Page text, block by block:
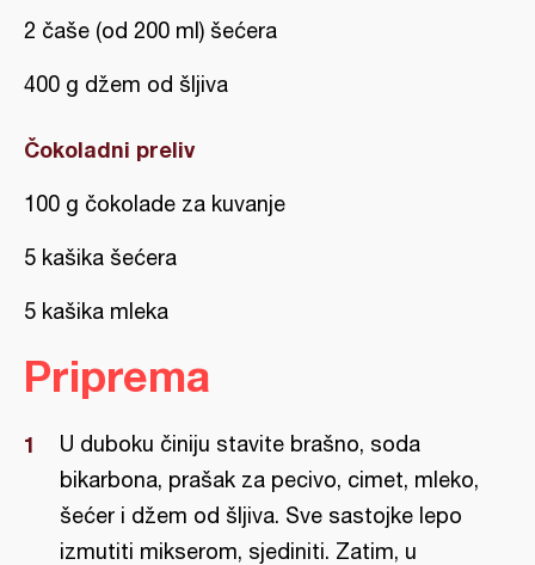
2 čaše (od 200 ml) šećera
400 g džem od šljiva
Čokoladni preliv
100 g čokolade za kuvanje
5 kašika šećera
5 kašika mleka
Priprema
U duboku činiju stavite brašno, soda
bikarbona, prašak za pecivo, cimet, mleko,
šećer i džem od šljiva. Sve sastojke lepo
izmutiti mikserom, sjediniti. Zatim, u